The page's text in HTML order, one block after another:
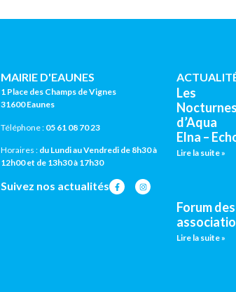
MAIRIE D'EAUNES
1 Place des Champs de Vignes
31600 Eaunes
Téléphone : 05 61 08 70 23
Horaires : du Lundi au Vendredi de 8h30 à
12h00 et de 13h30 à 17h30
Suivez nos actualités
Les
Nocturnes
d’Aqua
Elna –
Lire la suite »
Forum des
Lire la suite »